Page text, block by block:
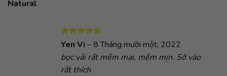
Natural
Được xếp
sao
Yen Vi – 8 Tháng mười một, 2022
bọc vải rất mềm mại, mềm mịn. Sờ vào
rất thích